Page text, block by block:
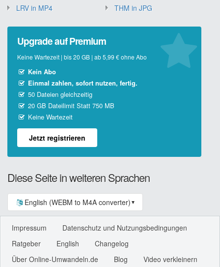
LRV in MP4
THM in JPG
Upgrade auf Premium
Keine Wartezeit | bis 20 GB | ab 5,99 € ohne Abo
Kein Abo
Einmal zahlen, sofort nutzen, fertig.
50 Dateien gleichzeitig
20 GB Dateilimit Statt 750 MB
Keine Wartezeit
Jetzt registrieren
Diese Seite in weiteren Sprachen
English (WEBM to M4A converter) ▼
Impressum
Datenschutz und Nutzungsbedingungen
Ratgeber
English
Changelog
Über Online-Umwandeln.de
Blog
Video verkleinern